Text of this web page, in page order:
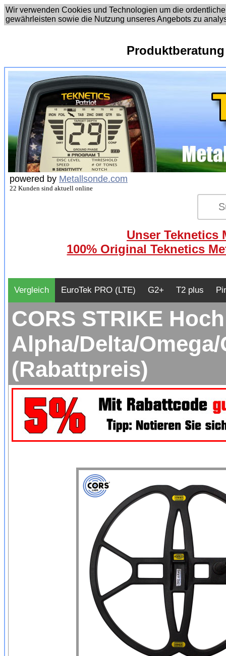
Wir verwenden Cookies und Technologien um die
gewährleisten sowie die Nutzung unseres Angebots zu
powered by Metallsonde.com
22 Kunden sind aktuell online
Unser Teknetics
100% Original Teknetics
Vergleich EuroTek PRO (LTE) G2+ T2 plus
CORS STRIKE
Alpha/Delta/
(Rabattpreis)